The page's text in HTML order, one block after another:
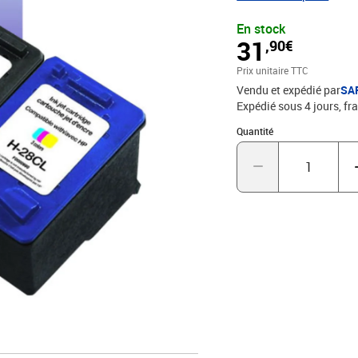
En stock
31,90€
Prix unitaire TTC
Vendu et expédié par
Expédié sous 4 jours,
Quantité
Quantité : 1